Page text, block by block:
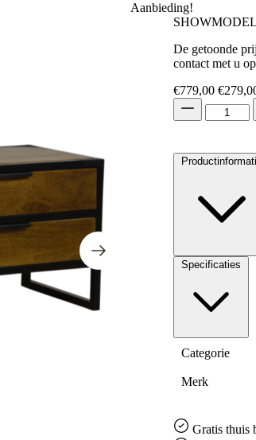
Aanbieding!
SHOWMODEL
De getoonde
contact met u
€779,00 €
Specificaties
Categorie
Merk
Gratisthuis